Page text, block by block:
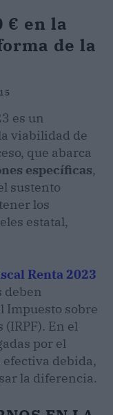
€ en la
de la
es un
viabilidad de
que abarca
específicas,
sustento
los
estatal,
Renta 2023
deben
Impuesto sobre
(IRPF). En el
por el
debida,
la diferencia.